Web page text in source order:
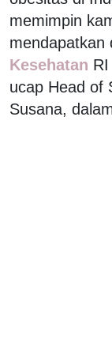
memimpin
mendapatkan
Kesehatan
ucap Head of
Susana,